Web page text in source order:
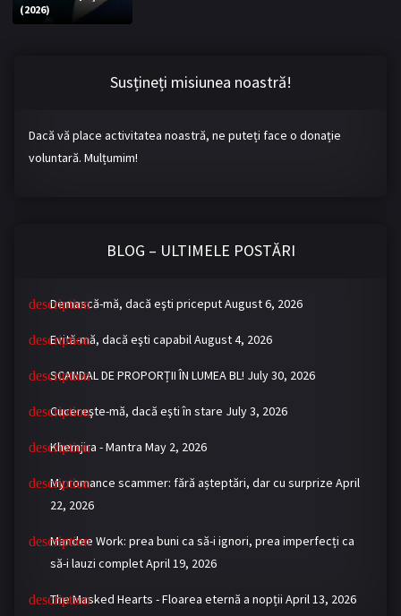
Bromance / BL China
LGBTQ+ NON-ASIA
BLOG
RECOMANDĂRI PROIECTE
ALĂTURĂ-TE
Înregistrează-te Autentificare
Contul meu Ieși
(2026)
Susțineți misiunea noastră!
Dacă vă place activitatea noastră, ne puteți face o donație
voluntară. Mulțumim!
BLOG – ULTIMELE POSTĂRI
Demască-mă, dacă eşti priceputAugust 6, 2026
Evită-mă, dacă eşti capabilAugust 4, 2026
SCANDAL DE PROPORȚII ÎN LUMEA BL! July 30, 2026
Cucereşte-mă, dacă eşti în stare July 3, 2026
Khemjira - Mantra May 2, 2026
My romance scammer: fără așteptări, dar cu surprize April
22, 2026
Mandee Work: prea buni ca să-i ignori, prea imperfecți ca
să-i lauzi completApril 19, 2026
The Masked Hearts - Floarea eternă a nopții April 13, 2026